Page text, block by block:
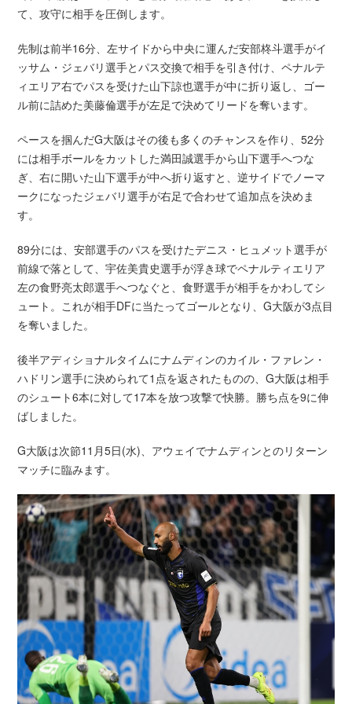
て、攻守に相手を圧倒します。
先制は前半16分、左サイドから中央に運んだ安部柊斗選手がイ
ッサム・ジェバリ選手とパス交換で相手を引き付け、ペナルテ
ィエリア右でパスを受けた山下諒也選手が中に折り返し、ゴー
ル前に詰めた美藤倫選手が左足で決めてリードを奪います。
ペースを掴んだG大阪はその後も多くのチャンスを作り、52分
には相手ボールをカットした満田誠選手から山下選手へつな
ぎ、右に開いた山下選手が中へ折り返すと、逆サイドでノーマ
ークになったジェバリ選手が右足で合わせて追加点を決めま
す。
89分には、安部選手のパスを受けたデニス・ヒュメット選手が
前線で落として、宇佐美貴史選手が浮き球でペナルティエリア
左の食野亮太郎選手へつなぐと、食野選手が相手をかわしてシ
ュート。これが相手DFに当たってゴールとなり、G大阪が3点目
を奪いました。
後半アディショナルタイムにナムディンのカイル・ファレン・
ハドリン選手に決められて1点を返されたものの、G大阪は相手
のシュート6本に対して17本を放つ攻撃で快勝。勝ち点を9に伸
ばしました。
G大阪は次節11月5日(水)、アウェイでナムディンとのリターン
マッチに臨みます。